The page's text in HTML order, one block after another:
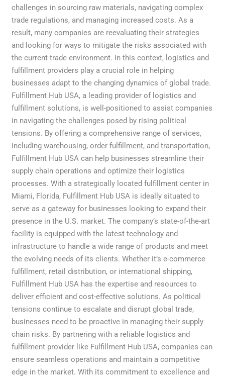
challenges in sourcing raw materials, navigating complex
trade regulations, and managing increased costs. As a
result, many companies are reevaluating their strategies
and looking for ways to mitigate the risks associated with
the current trade environment. In this context, logistics and
fulfillment providers play a crucial role in helping
businesses adapt to the changing dynamics of global trade.
Fulfillment Hub USA, a leading provider of logistics and
fulfillment solutions, is well-positioned to assist companies
in navigating the challenges posed by rising political
tensions. By offering a comprehensive range of services,
including warehousing, order fulfillment, and transportation,
Fulfillment Hub USA can help businesses streamline their
supply chain operations and optimize their logistics
processes. With a strategically located fulfillment center in
Miami, Florida, Fulfillment Hub USA is ideally situated to
serve as a gateway for businesses looking to expand their
presence in the U.S. market. The company’s state-of-the-art
facility is equipped with the latest technology and
infrastructure to handle a wide range of products and meet
the evolving needs of its clients. Whether it’s e-commerce
fulfillment, retail distribution, or international shipping,
Fulfillment Hub USA has the expertise and resources to
deliver efficient and cost-effective solutions. As political
tensions continue to escalate and disrupt global trade,
businesses need to be proactive in managing their supply
chain risks. By partnering with a reliable logistics and
fulfillment provider like Fulfillment Hub USA, companies can
ensure seamless operations and maintain a competitive
edge in the market. With its commitment to excellence and